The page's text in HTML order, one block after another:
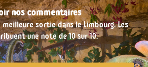
nos commentaires
sortie dans le Limbourg. Les
une note de 10 sur 10.